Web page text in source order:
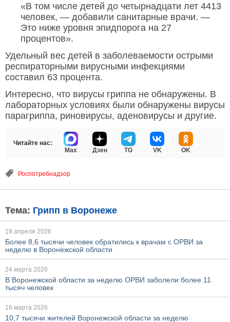
«В том числе детей до четырнадцати лет 4413
человек, — добавили санитарные врачи. —
Это ниже уровня эпидпорога на 27
процентов».
Удельный вес детей в заболеваемости острыми
респираторными вирусными инфекциями
составил 63 процента.
Интересно, что вирусы гриппа не обнаружены. В
лабораторных условиях были обнаружены вирусы
парагриппа, риновирусы, аденовирусы и другие.
Читайте нас:
Max
Дзен TG VK OK
Роспотребнадзор
Тема: Грипп в Воронеже
18 апреля 2026
Более 8,6 тысячи человек обратились к врачам с ОРВИ за
неделю в Воронежской области
24 марта 2026
В Воронежской области за неделю ОРВИ заболели более 11
тысяч человек
16 марта 2026
10,7 тысячи жителей Воронежской области за неделю